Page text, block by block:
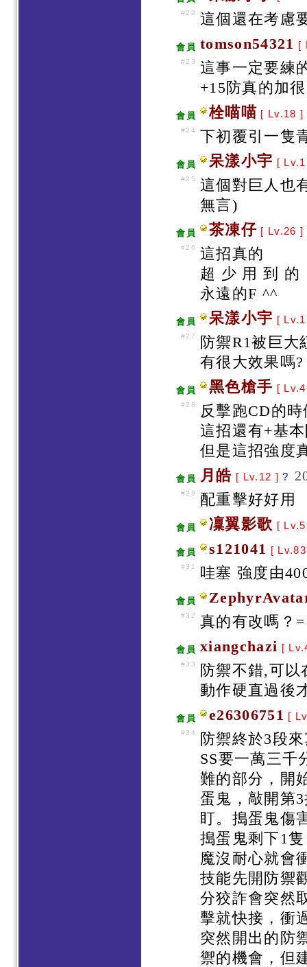
#22 這個還在考慮
會員 tomson54321 [
#23
這事一定要練
+15防真的加
會員 栓喵喵 [ Lv.18 ]
#24 下初覆引一隻
會員 呆漾小宇 [
#25
這個對巨人也
無言)
會員 茶凍仔 [ Lv.26 ]
#26
這招真的
超 少 用 到 的
永遠的F ^^
會員 呆漾小宇 [
#27
防禦R1被巨
有很大效果嗎?
會員 黑色槍手 [
#28
反擊跑CD的
這招還有+基
但是這招強度
會員 月皓 [ Lv.12 ]?
#29 配重擊好好用
會員 凜翼影歌 [
會員 s121041 [
#31 哇塞 強度由
會員
#32 真的有改嗎？
會員 xiangchazi [
#33
防禦不錯,可
動作硬直過後
會員 e26306751 [
#34
防禦終於3段
SS要一萬三千
難的部分，開
蛋鬼，敲開第
盯。搗蛋鬼傷
搗蛋鬼剩下1
魔沒耐心就會
技能先開防禦
分狡詐會突然
擊就快接，衝
突然開出的防
禦的機會，但